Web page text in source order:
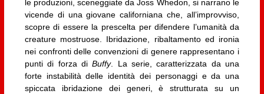
le produzioni, sceneggiate da Joss Whedon, si narrano le
vicende di una giovane californiana che, all’improvviso,
scopre di essere la prescelta per difendere l’umanità da
creature mostruose. Ibridazione, ribaltamento ed ironia
nei confronti delle convenzioni di genere rappresentano i
punti di forza diBuffy. La serie, caratterizzata da una
forte instabilità delle identità dei personaggi e da una
spiccata ibridazione dei generi, è strutturata su un